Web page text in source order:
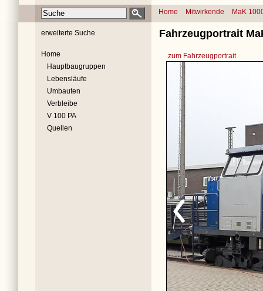
Home Mitwirkende MaK
erweiterte Suche
Home
Hauptbaugruppen
Lebensläufe
Umbauten
Verbleibe
V 100 PA
Quellen
Fahrzeugportrait
zum Fahrzeugportrait